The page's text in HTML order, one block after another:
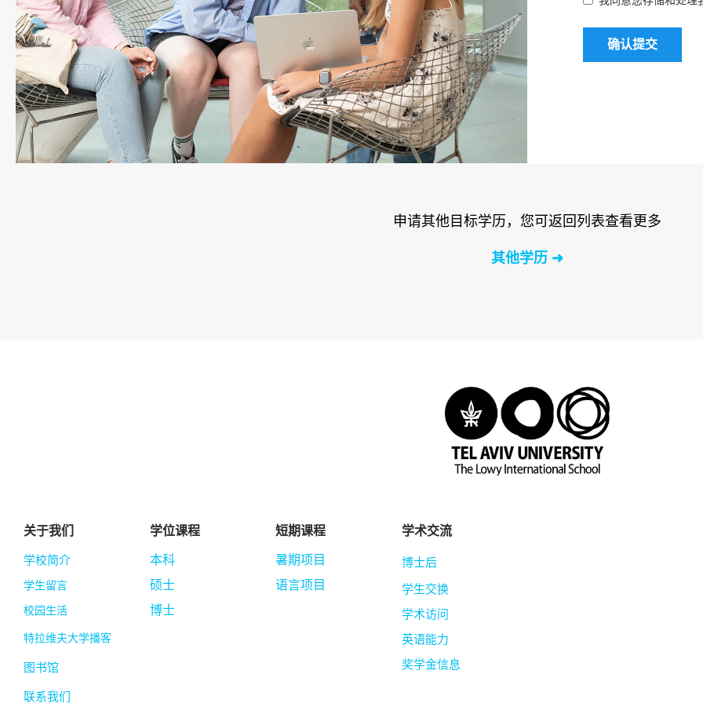
确认提交
申请其他目标学历，您可返回列表查看更多
其他学历 ➜
关于我们
学校简介
学生留言
校园生活
特拉维夫大学播客
图书馆
联系我们
学位课程
本科
硕士
博士
短期课程
暑期项目
语言项目
学术交流
博士后
学生交换
学术访问
英语能力
奖学金信息